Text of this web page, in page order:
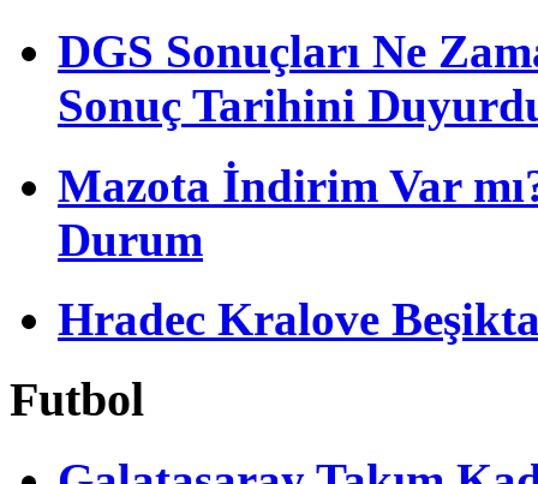
DGS Sonuçları Ne
Sonuç Tarihini
Mazota İndirim Var
Durum
Hradec Kralove
Futbol